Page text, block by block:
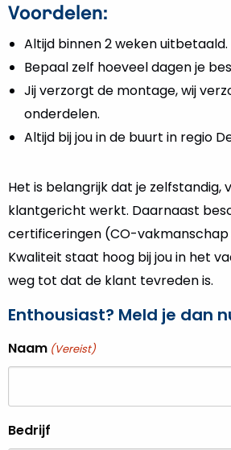
Voordelen:
Altijd binnen 2 weken uitbetaald.
Bepaal zelf hoeveel dagen je
Jij verzorgt de montage, wij
onderdelen.
Altijd bij jou in de buurt in regio
Het is belangrijk dat je zelfstandig,
klantgericht werkt. Daarnaast
certificeringen (CO-vakmanschap
Kwaliteit staat hoog bij jou in het
weg tot dat de klant tevreden is.
Enthousiast? Meld je dan
Naam (Vereist)
Bedrijf